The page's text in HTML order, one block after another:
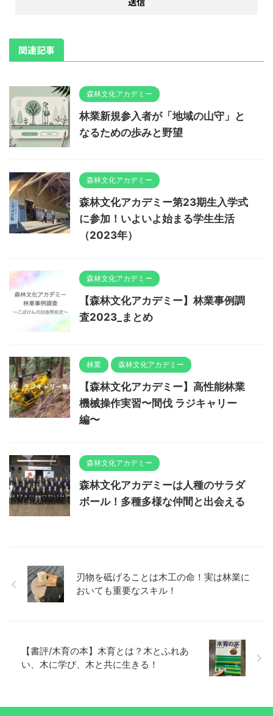
関連記事
森林文化アカデミー
林業新規参入者が「地域の山守」と
なるための歩みと野望
森林文化アカデミー
森林文化アカデミー第23期生入学式
に参加！いよいよ始まる学生生活
（2023年）
森林文化アカデミー
【森林文化アカデミー】林業事例調
査2023_まとめ
林業 森林文化アカデミー
【森林文化アカデミー】高性能林業
機械操作実習〜間伐 ラジキャリー
編〜
森林文化アカデミー
森林文化アカデミーは人種のサラダ
ボール！多種多様な仲間と出会える
刃物を砥げることは木工の命！実は林業に
おいても重要なスキル！
【書評/木育の本】木育とは？木とふれあ
い、木に学び、木と共に生きる！